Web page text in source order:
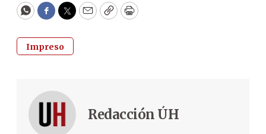
WhatsApp
Facebook
Twitter
EmailCopyPrint
Impreso
Redacción ÚH